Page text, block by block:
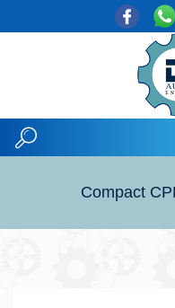
Compact